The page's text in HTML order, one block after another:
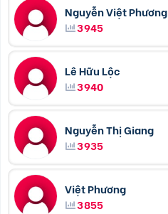
Nguyễn Việt Phương
3945
Lê Hữu Lộc
3940
Nguyễn Thị Giang
3935
Việt Phương
3855